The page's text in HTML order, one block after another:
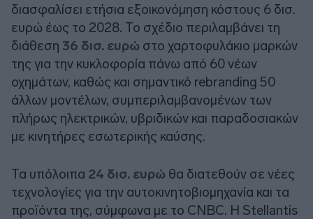
διασφαλίσει ετήσια εξοικονόμηση κόστους 6 δισ.
ευρώ έως το 2028. Το σχέδιο περιλαμβάνει τη
διάθεση 36 δισ. ευρώ στο χαρτοφυλάκιο μαρκών
της για την κυκλοφορία πάνω από 60 νέων
οχημάτων, καθώς και σημαντικό rebranding 50
άλλων μοντέλων, συμπεριλαμβανομένων των
πλήρως ηλεκτρικών, υβριδικών και παραδοσιακών
με κινητήρες εσωτερικής καύσης.
Τα υπόλοιπα 24 δισ. ευρώ θα διατεθούν σε νέες
τεχνολογίες για την αυτοκινητοβιομηχανία και τα
προϊόντα της, σύμφωνα με το CNBC. Η Stellantis